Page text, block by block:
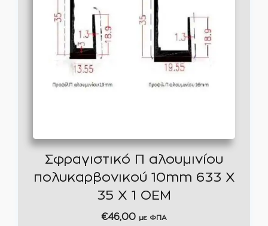
Σφραγιστικό Π αλουμινίου
πολυκαρβονικού 10mm 633 X
35 X 1 ΟΕΜ
€46,00 με ΦΠΑ